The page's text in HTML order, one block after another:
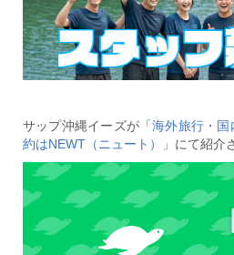
サップ沖縄イーズが 「海外旅行・
約はNEWT（ニュート）」 にて紹介